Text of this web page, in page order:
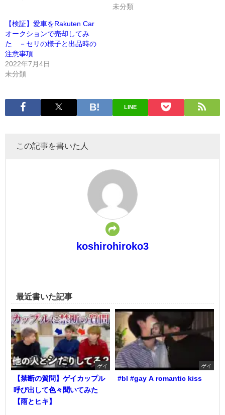
未分類
【検証】愛車をRakuten Car
オークションで売却してみ
た －セリの様子と出品時の
注意事項
2022年7月4日
未分類
LINE
この記事を書いた人
koshirohiroko3
最近書いた記事
ゲイ
【禁断の質問】ゲイカップル
呼び出して色々聞いてみた
【雨とヒキ】
ゲイ
#bl #gay A romantic kiss